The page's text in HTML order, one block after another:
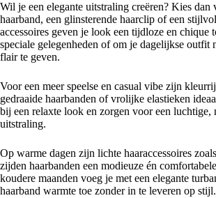
Wil je een elegante uitstraling creëren? Kies dan
haarband, een glinsterende haarclip of een
accessoires geven je look een tijdloze en chique
speciale gelegenheden of om je dagelijkse outfit
flair te geven.
Voor een meer speelse en casual vibe zijn
gedraaide haarbanden of vrolijke elastieken
bij een relaxte look en zorgen voor een luchtige,
uitstraling.
Op warme dagen zijn lichte haaraccessoires
zijden haarbanden een modieuze én
koudere maanden voeg je met een elegante
haarband warmte toe zonder in te leveren op stijl.